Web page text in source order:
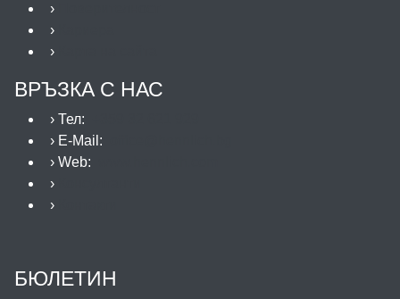
›
›
›
ВРЪЗКА С НАС
› Тел:
› E-Mail:
› Web:
›
›
БЮЛЕТИН